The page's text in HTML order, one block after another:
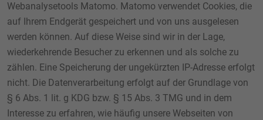
Webanalysetools Matomo. Matomo verwendet Cookies, die
auf Ihrem Endgerät gespeichert und von uns ausgelesen
werden können. Auf diese Weise sind wir in der Lage,
wiederkehrende Besucher zu erkennen und als solche zu
zählen. Eine Speicherung der ungekürzten IP-Adresse erfolgt
nicht. Die Datenverarbeitung erfolgt auf der Grundlage von
§ 6 Abs. 1 lit. g KDG bzw. § 15 Abs. 3 TMG und in dem
Interesse zu erfahren, wie häufig unsere Webseiten von